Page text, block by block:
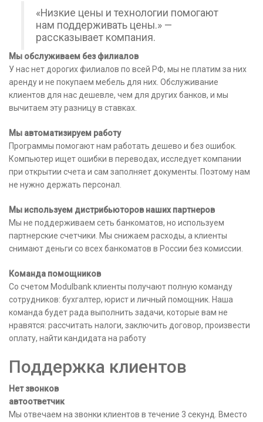
«Низкие цены и технологии помогают
нам поддерживать цены.» —
рассказывает компания.
Мы обслуживаем без филиалов
У нас нет дорогих филиалов по всей РФ, мы не платим за них
аренду и не покупаем мебель для них. Обслуживание
клиентов для нас дешевле, чем для других банков, и мы
вычитаем эту разницу в ставках.
Мы автоматизируем работу
Программы помогают нам работать дешево и без ошибок.
Компьютер ищет ошибки в переводах, исследует компании
при открытии счета и сам заполняет документы. Поэтому нам
не нужно держать персонал.
Мы используем дистрибьюторов наших партнеров
Мы не поддерживаем сеть банкоматов, но используем
партнерские счетчики. Мы снижаем расходы, а клиенты
снимают деньги со всех банкоматов в России без комиссии.
Команда помощников
Со счетом Modulbank клиенты получают полную команду
сотрудников: бухгалтер, юрист и личный помощник. Наша
команда будет рада выполнить задачи, которые вам не
нравятся: рассчитать налоги, заключить договор, произвести
оплату, найти кандидата на работу
Поддержка клиентов
Нет звонков
автоответчик
Мы отвечаем на звонки клиентов в течение 3 секунд. Вместо